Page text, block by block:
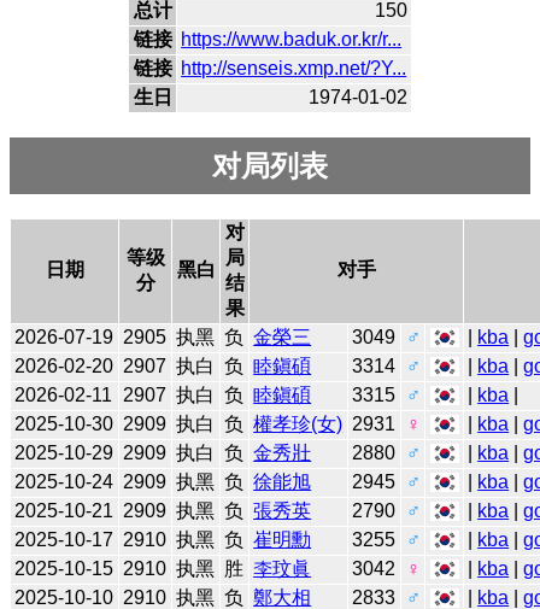
总计
150
链接 https://www.baduk.or.kr/r...
链接 http://senseis.xmp.net/?Y...
生日
1974-01-02
对局列表
日期
等级
分
黑白
对
局
结
果
对手
2026-07-19 2905 执黑 负 金榮三 3049 ♂ kba |
2026-02-20 2907 执白 负 睦鎭碩 3314 ♂ kba |
2026-02-11
2907 执白 负 睦鎭碩 3315 ♂ kba
2025-10-30 2909 执白 负 權孝珍(女) 2931 ♀ kba |
2025-10-29 2909 执白 负 金秀壯 2880 ♂ kba |
2025-10-24 2909 执黑 负 徐能旭 2945 ♂ kba |
2025-10-21 2909 执黑 负 張秀英 2790 ♂ kba |
2025-10-17 2910 执黑 负 崔明勳 3255 ♂ kba |
2025-10-15 2910 执黑 胜 李玟眞 3042 ♀ kba |
2025-10-10 2910 执黑 负 鄭大相 2833 ♂ kba |